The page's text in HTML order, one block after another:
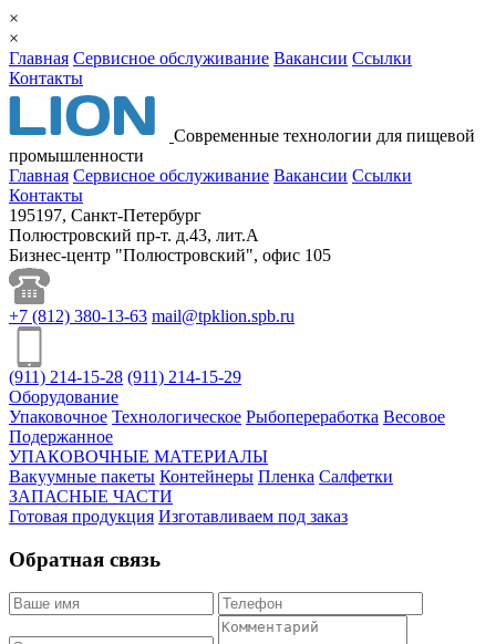
×
×
Главная Сервисное обслуживание Вакансии Ссылки
Контакты
Cовременные технологии для пищевой
промышленности
Главная Сервисное обслуживание Вакансии Ссылки
Контакты
195197, Санкт-Петербург
Полюстровский пр-т. д.43, лит.А
Бизнес-центр "Полюстровский", офис 105
+7 (812) 380-13-63 mail@tpklion.spb.ru
(911) 214-15-28 (911) 214-15-29
Оборудование
Упаковочное Технологическое Рыбопереработка Весовое
Подержанное
УПАКОВОЧНЫЕ МАТЕРИАЛЫ
Вакуумные пакеты Контейнеры Пленка Салфетки
ЗАПАСНЫЕ ЧАСТИ
Готовая продукция Изготавливаем под заказ
Обратная связь